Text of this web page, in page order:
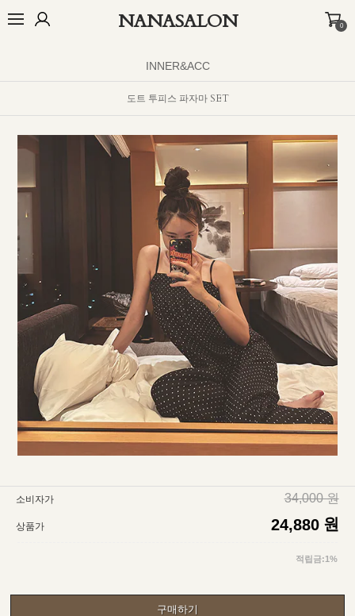
NANASALON 0
INNER&ACC
도트 투피스 파자마 SET
소비자가 34,000 원
상품가 24,880 원
적립금:1%
구매하기